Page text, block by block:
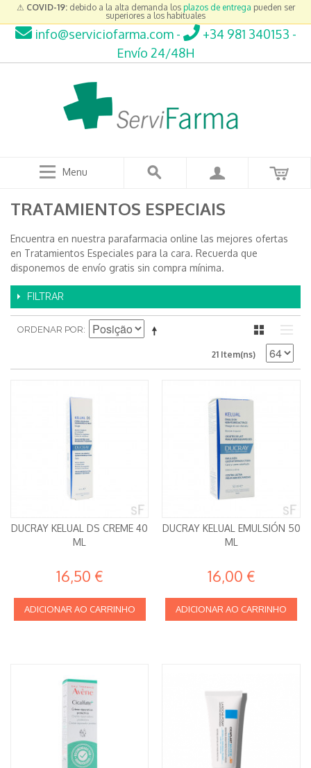
⚠ COVID-19:debido a la alta demanda los plazos de entrega pueden ser
superiores a los habituales
info@serviciofarma.com- +34 981 340153 -
Envío 24/48H
Menu
TRATAMIENTOS ESPECIAIS
Encuentra en nuestra parafarmacia online las mejores ofertas
en Tratamientos Especiales para la cara. Recuerda que
disponemos de envío gratis sin compra mínima.
FILTRAR
ORDENAR POR
21 Item(ns)
DUCRAY KELUAL DS CREME 40
ML
16,50 €
ADICIONAR AO CARRINHO
DUCRAY KELUAL EMULSIÓN 50
ML
16,00 €
ADICIONAR AO CARRINHO